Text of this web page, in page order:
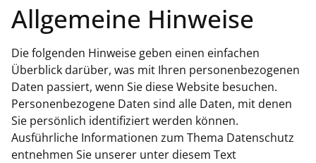
Allgemeine Hinweise
Die folgenden Hinweise geben einen einfachen
Überblick darüber, was mit Ihren personenbezogenen
Daten passiert, wenn Sie diese Website besuchen.
Personenbezogene Daten sind alle Daten, mit denen
Sie persönlich identifiziert werden können.
Ausführliche Informationen zum Thema Datenschutz
entnehmen Sie unserer unter diesem Text